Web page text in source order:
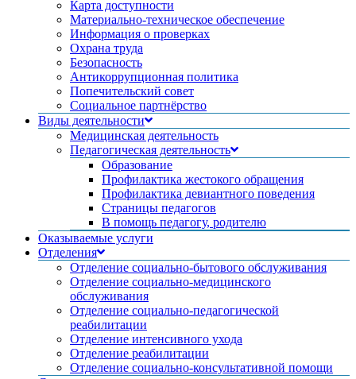
Карта доступности
Материально-техническое обеспечение
Информация о проверках
Охрана труда
Безопасность
Антикоррупционная политика
Попечительский совет
Социальное партнёрство
Виды деятельности
Медицинская деятельность
Педагогическая деятельность
Образование
Профилактика жестокого обращения
Профилактика девиантного поведения
Страницы педагогов
В помощь педагогу, родителю
Оказываемые услуги
Отделения
Отделение социально-бытового обслуживания
Отделение социально-медицинского
обслуживания
Отделение социально-педагогической
реабилитации
Отделение интенсивного ухода
Отделение реабилитации
Отделение социально-консультативной помощи